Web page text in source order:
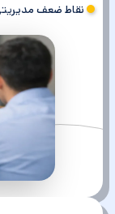
نقاط ضعف